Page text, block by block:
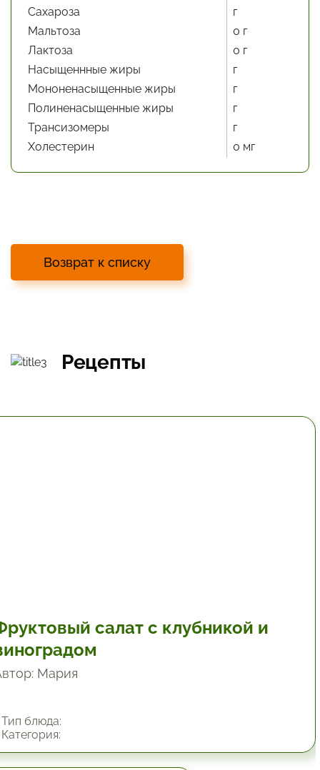
Сахароза
г
Мальтоза
0 г
Лактоза
0 г
Насыщеннные жиры
г
Мононенасыщенные жиры
г
Полиненасыщенные жиры
г
Трансизомеры
г
Холестерин
0 мг
Возврат к списку
Рецепты
салат с клубникой и
Мария
блюда: